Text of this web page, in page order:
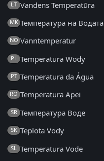
LT Vandens Temperatūra
MK Температура на Водата
NO Vanntemperatur
PL Temperatura Wody
PT Temperatura da Água
RO Temperatura Apei
SR Температура Воде
SK Teplota Vody
SL Temperatura Vode